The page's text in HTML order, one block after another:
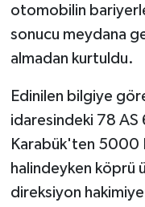
otomobilin
sonucu meydana
almadan kurtuldu.
Edinilen bilgiye
idaresindeki 78
Karabük'ten 5000
halindeyken köprü
direksiyon